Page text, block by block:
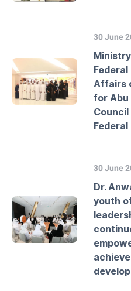
30 June
Affairs
for Abu
30 June
Dr.
youth